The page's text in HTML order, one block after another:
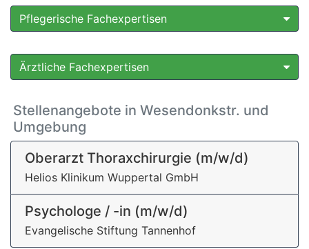
Pflegerische Fachexpertisen
Ärztliche Fachexpertisen
Stellenangebote in Wesendonkstr. und
Umgebung
Oberarzt Thoraxchirurgie (m/w/d)
Helios Klinikum Wuppertal GmbH
Psychologe / -in (m/w/d)
Evangelische Stiftung Tannenhof